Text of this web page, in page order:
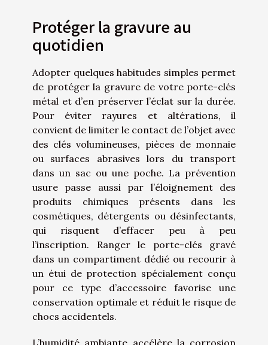
Protéger la gravure au
quotidien
Adopter quelques habitudes simples permet
de protéger la gravure de votre porte-clés
métal et d’en préserver l’éclat sur la durée.
Pour éviter rayures et altérations, il
convient de limiter le contact de l’objet avec
des clés volumineuses, pièces de monnaie
ou surfaces abrasives lors du transport
dans un sac ou une poche. La prévention
usure passe aussi par l’éloignement des
produits chimiques présents dans les
cosmétiques, détergents ou désinfectants,
qui risquent d’effacer peu à peu
l’inscription. Ranger le porte-clés gravé
dans un compartiment dédié ou recourir à
un étui de protection spécialement conçu
pour ce type d’accessoire favorise une
conservation optimale et réduit le risque de
chocs accidentels.